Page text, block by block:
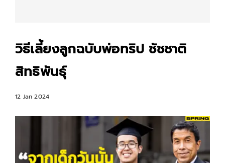
วิธีเลี้ยงลูกฉบับพ่อทริป ชัชชาติ
สิทธิพันธุ์
12 Jan 2024